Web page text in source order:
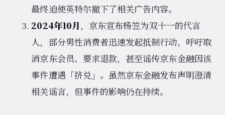
最终迫使英特尔撤下了相关广告内容。
2024年10月 ，京东宣布杨笠为双十一的代言
人，部分男性消费者迅速发起抵制行动，呼吁取
消京东会员、要求退款，甚至谣传京东金融因该
事件遭遇「挤兑」。虽然京东金融发布声明澄清
相关谣言，但事件的影响仍在持续。